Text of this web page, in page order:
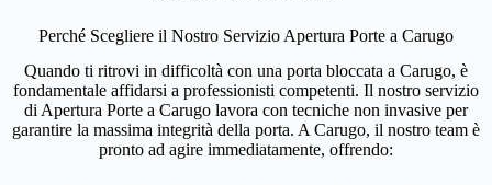
Perché Scegliere il Nostro Servizio Apertura Porte a Carugo
Quando ti ritrovi in difficoltà con una porta bloccata a Carugo, è
fondamentale affidarsi a professionisti competenti. Il nostro servizio
di Apertura Porte a Carugo lavora con tecniche non invasive per
garantire la massima integrità della porta. A Carugo, il nostro team è
pronto ad agire immediatamente, offrendo: